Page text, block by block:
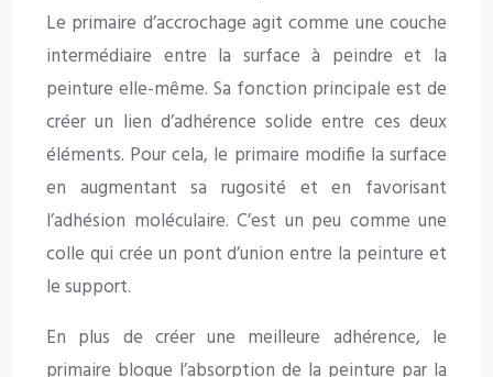
Le primaire d’accrochage agit comme une couche
intermédiaire entre la surface à peindre et la
peinture elle-même. Sa fonction principale est de
créer un lien d’adhérence solide entre ces deux
éléments. Pour cela, le primaire modifie la surface
en augmentant sa rugosité et en favorisant
l’adhésion moléculaire. C’est un peu comme une
colle qui crée un pont d’union entre la peinture et
le support.
En plus de créer une meilleure adhérence, le